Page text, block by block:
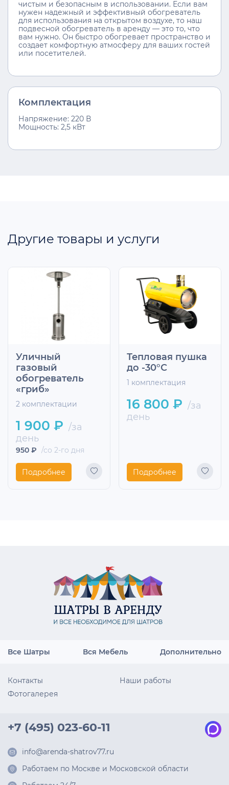
чистым и безопасным в использовании. Если вам
нужен надежный и эффективный обогреватель
для использования на открытом воздухе, то наш
подвесной обогреватель в аренду — это то, что
вам нужно. Он быстро обогревает пространство и
создает комфортную атмосферу для ваших гостей
или посетителей.
Комплектация
Напряжение: 220 В
Мощность: 2,5 кВт
Другие товары и услуги
Уличный
газовый
обогреватель
«гриб»
2 комплектации
1 900 ₽ /за
день
950 ₽ /со 2-го дня
Подробнее
Тепловая пушка
до -30°С
1 комплектация
16 800 ₽ /за
день
Подробнее
Все Шатры Вся Мебель Дополнительно
Контакты
Наши работы
Фотогалерея
+7 (495) 023-60-11
info@arenda-shatrov77.ru
Работаем по Москве и Московской области